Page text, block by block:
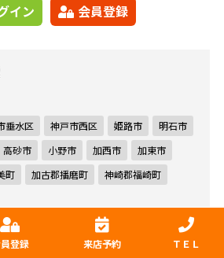
登録 来店予約 ＴＥＬ
イン 会員登録
垂水区 神戸市西区 姫路市
明石市
高砂市 小野市 加西市
加東市
町 加古郡播磨町
神崎郡福崎町
市